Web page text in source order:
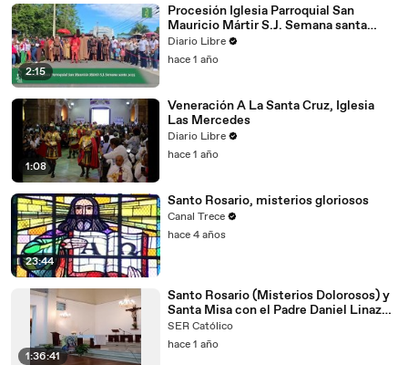
2:15
Procesión Iglesia Parroquial San
Mauricio Mártir S.J. Semana santa
2025
Diario Libre
hace 1 año
1:08
Veneración A La Santa Cruz, Iglesia
Las Mercedes
Diario Libre
hace 1 año
23:44
Santo Rosario, misterios gloriosos
Canal Trece
hace 4 años
1:36:41
Santo Rosario (Misterios Dolorosos) y
Santa Misa con el Padre Daniel Linazza
(14/02/2025)
SER Católico
hace 1 año